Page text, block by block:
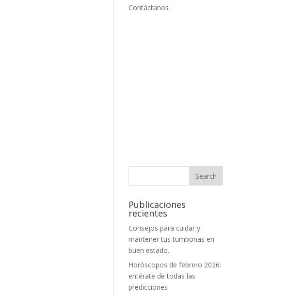
Contáctanos
Publicaciones
recientes
Consejos para cuidar y
mantener tus tumbonas en
buen estado.
Horóscopos de febrero 2026:
entérate de todas las
predicciones